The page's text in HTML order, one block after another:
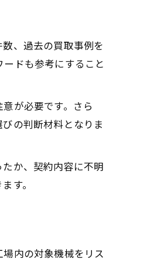
、過去の買取事例を
ドも参考にすること
が必要です。さら
の判断材料となりま
か、契約内容に不明
す。
内の対象機械をリス